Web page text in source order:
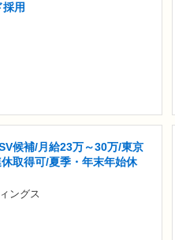
用
候補/月給23万～30万/東京
取得可/夏季・年末年始休
ングス